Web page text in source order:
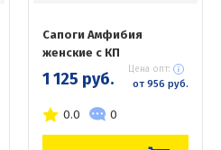
Сапоги Амфибия
женские с КП
1 125 руб. Цена опт:
от 956 руб.
0.0 0